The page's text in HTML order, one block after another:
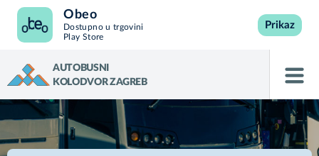
Obeo
Dostupno u trgovini
Play Store
Prikaz
AUTOBUSNI
KOLODVOR ZAGREB